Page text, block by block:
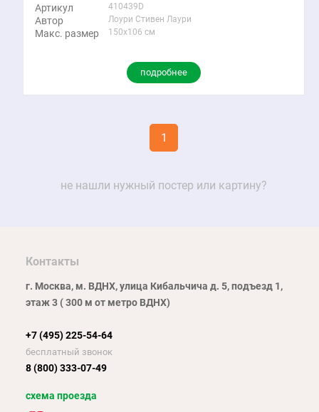
Артикул 410439D
Автор Лоури Стивен Лаури
Макс. размер 150x106 см
подробнее
1
не нашли нужный постер или картину?
Контакты
г. Москва, м. ВДНХ, улица Кибальчича д. 5, подъезд 1,
этаж 3 ( 300 м от метро ВДНХ)
+7 (495) 225-54-64
бесплатный звонок
8 (800) 333-07-49
схема проезда